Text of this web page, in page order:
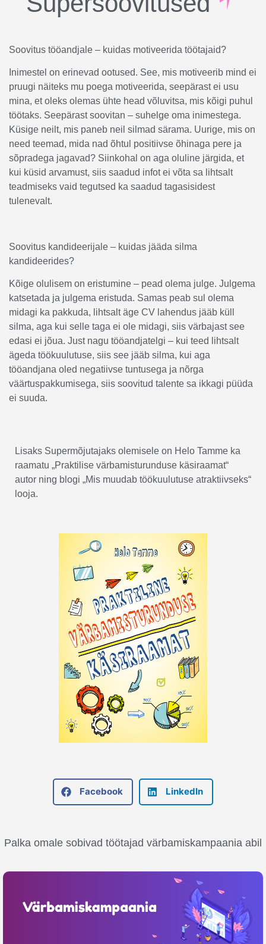
Soovitus tööandjale – kuidas motiveerida töötajaid?
Inimestel on erinevad ootused. See, mis motiveerib mind ei
pruugi näiteks mu poega motiveerida, seepärast ei usu
mina, et oleks olemas ühte head võluvitsa, mis kõigi puhul
töötaks. Seepärast soovitan – suhelge oma inimestega.
Küsige neilt, mis paneb neil silmad särama. Uurige, mis on
need teemad, mida nad õhtul positiivse õhinaga pere ja
sõpradega jagavad? Siinkohal on aga oluline järgida, et
kui küsid arvamust, siis saadud infot ei võta sa lihtsalt
teadmiseks vaid tegutsed ka saadud tagasisidest
tulenevalt.
Soovitus kandideerijale – kuidas jääda silma
kandideerides?
Kõige olulisem on eristumine – pead olema julge. Julgema
katsetada ja julgema eristuda. Samas peab sul olema
midagi ka pakkuda, lihtsalt äge CV lahendus jääb küll
silma, aga kui selle taga ei ole midagi, siis värbajast see
edasi ei jõua. Just nagu tööandjatelgi – kui teed lihtsalt
ägeda töökuulutuse, siis see jääb silma, kui aga
tööandjana oled negatiivse tuntusega ja nõrga
väärtuspakkumisega, siis soovitud talente sa ikkagi püüda
ei suuda.
Lisaks Supermõjutajaks olemisele on Helo Tamme ka
raamatu „Praktilise värbamisturunduse käsiraamat“
autor ning blogi „Mis muudab töökuulutuse atraktiivseks“
looja.
Facebook LinkedIn
Palka omale sobivad töötajad värbamiskampaania abil